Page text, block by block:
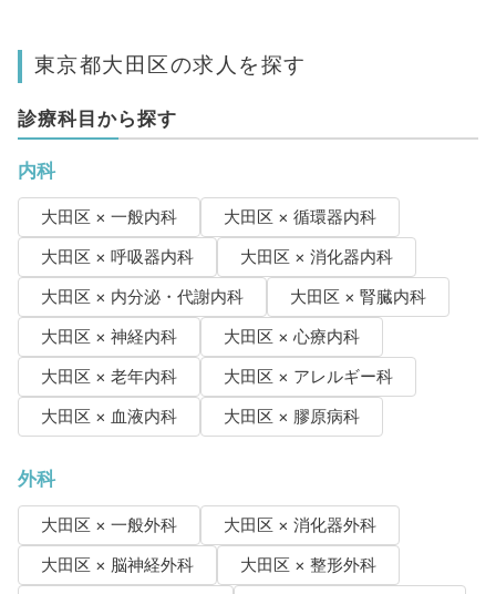
東京都大田区の求人を探す
診療科目から探す
内科
大田区 × 一般内科
大田区 × 循環器内科
大田区 × 呼吸器内科
大田区 × 消化器内科
大田区 × 内分泌・代謝内科
大田区 × 腎臓内科
大田区 × 神経内科
大田区 × 心療内科
大田区 × 老年内科
大田区 × アレルギー科
大田区 × 血液内科
大田区 × 膠原病科
外科
大田区 × 一般外科
大田区 × 消化器外科
大田区 × 脳神経外科
大田区 × 整形外科